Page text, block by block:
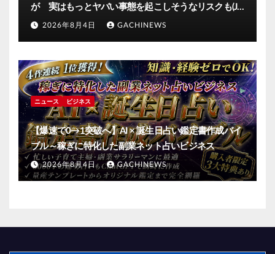
が 実はもっとヤバい事態を起こしそうなリスクも(J-
CASTニュース)
2026年8月4日 GACHINEWS
ニュース ビジネス
【爆速で0→1突破へ】AI × 誕生日占い鑑定書作成バイ
ブル～稼ぎに特化した副業ネット占いビジネス
2026年8月4日 GACHINEWS